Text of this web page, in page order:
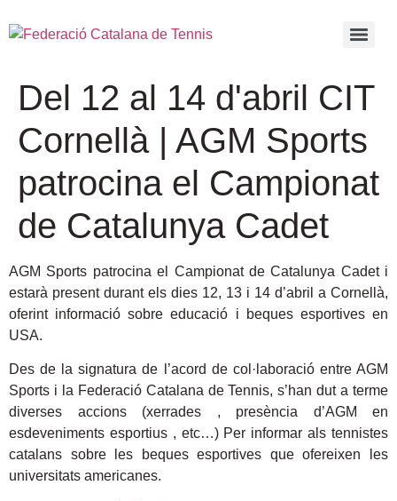
Del 12 al 14 d'abril CIT
Cornellà | AGM Sports
patrocina el Campionat
de Catalunya Cadet
AGM Sports patrocina el Campionat de Catalunya Cadet i
estarà present durant els dies 12, 13 i 14 d’abril a Cornellà,
oferint informació sobre educació i beques esportives en
USA.
Des de la signatura de l’acord de col·laboració entre AGM
Sports i la Federació Catalana de Tennis, s’han dut a terme
diverses accions (xerrades , presència d’AGM en
esdeveniments esportius , etc…) Per informar als tennistes
catalans sobre les beques esportives que ofereixen les
universitats americanes.